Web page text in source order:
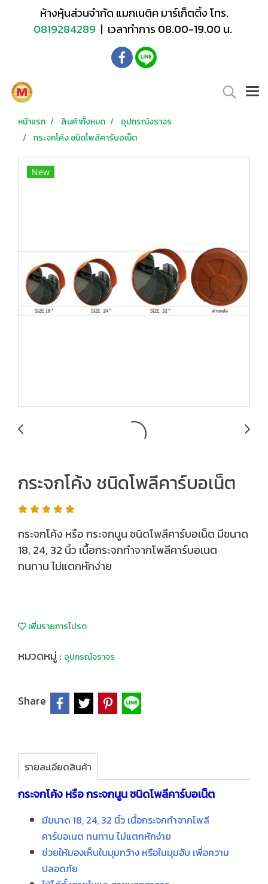
ห้างหุ้นส่วนจำกัด แมกเนติค มาร์เก็ตติ้ง โทร.
0819284289 | เวลาทำการ 08.00-19.00 น.
หน้าแรก สินค้าทั้งหมด
อุปกรณ์จราจร
กระจกโค้ง ชนิดโพลีคาร์บอเน็ต
New
กระจกโค้ง ชนิดโพลีคาร์บอเน็ต
กระจกโค้ง หรือ กระจกนูน ชนิดโพลีคาร์บอเน็ต มีขนาด
18, 24, 32 นิ้ว เนื้อกระจกทำจากโพลีคาร์บอเนต
ทนทาน ไม่แตกหักง่าย
เพิ่มรายการโปรด
หมวดหมู่ : อุปกรณ์จราจร
Share
รายละเอียดสินค้า
กระจกโค้ง หรือ กระจกนูน ชนิดโพลีคาร์บอเน็ต
มีขนาด 18, 24, 32 นิ้ว เนื้อกระจกทำจากโพลี
คาร์บอเนต ทนทาน ไม่แตกหักง่าย
ช่วยให้มองเห็นในมุมกว้าง หรือในมุมอับ เพื่อความ
ปลอดภัย